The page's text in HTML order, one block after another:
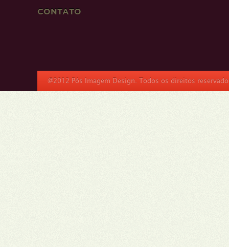
CONTATO
@2012 Pós Imagem Design. Todos os direitos